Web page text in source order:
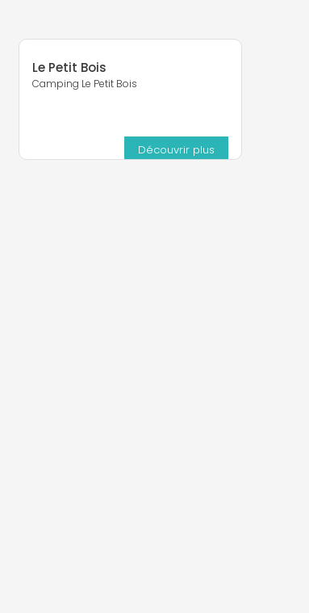
Le Petit Bois
Camping Le Petit Bois
Découvrir plus